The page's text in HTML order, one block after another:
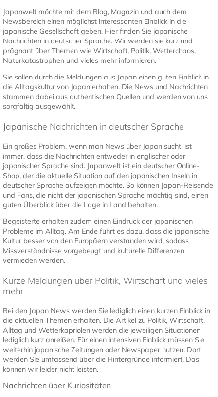
Japanwelt möchte mit dem Blog, Magazin und auch dem
Newsbereich einen möglichst interessanten Einblick in die
japanische Gesellschaft geben. Hier finden Sie japanische
Nachrichten in deutscher Sprache. Wir werden sie kurz und
prägnant über Themen wie Wirtschaft, Politik, Wetterchaos,
Naturkatastrophen und vieles mehr informieren.
Sie sollen durch die Meldungen aus Japan einen guten Einblick in
die Alltagskultur von Japan erhalten. Die News und Nachrichten
stammen dabei aus authentischen Quellen und werden von uns
sorgfältig ausgewählt.
Japanische Nachrichten in deutscher Sprache
Ein großes Problem, wenn man News über Japan sucht, ist
immer, dass die Nachrichten entweder in englischer oder
japanischer Sprache sind. Japanwelt ist ein deutscher Online-
Shop, der die aktuelle Situation auf den japanischen Inseln in
deutscher Sprache aufzeigen möchte. So können Japan-Reisende
und Fans, die nicht der japanischen Sprache mächtig sind, einen
guten Überblick über die Lage in Land behalten.
Begeisterte erhalten zudem einen Eindruck der japanischen
Probleme im Alltag. Am Ende führt es dazu, dass die japanische
Kultur besser von den Europäern verstanden wird, sodass
Missverständnisse vorgebeugt und kulturelle Differenzen
vermieden werden.
Kurze Meldungen über Politik, Wirtschaft und vieles
mehr
Bei den Japan News werden Sie lediglich einen kurzen Einblick in
die aktuellen Themen erhalten. Die Artikel zu Politik, Wirtschaft,
Alltag und Wetterkapriolen werden die jeweiligen Situationen
lediglich kurz anreißen. Für einen intensiven Einblick müssen Sie
weiterhin japanische Zeitungen oder Newspaper nutzen. Dort
werden Sie umfassend über die Hintergründe informiert. Das
können wir leider nicht leisten.
Nachrichten über Kuriositäten